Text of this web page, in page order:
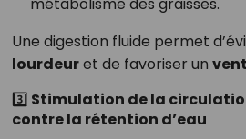
métabolisme des graisses.
Une digestion fluide permet
lourdeuret de favoriser un
3️⃣ Stimulation de la
contre la rétention d’eau